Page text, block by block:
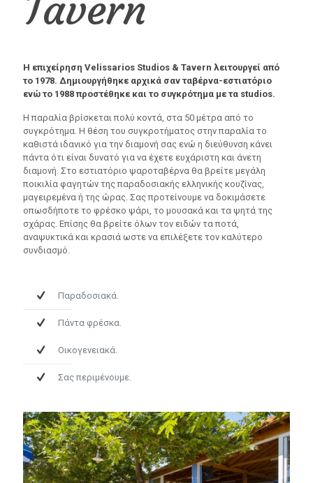
Η επιχείρηση Velissarios Studios & Tavern λειτουργεί από
το 1978. Δημιουργήθηκε αρχικά σαν ταβέρνα-εστιατόριο
ενώ το 1988 προστέθηκε και το συγκρότημα με τα studios.
Η παραλία βρίσκεται πολύ κοντά, στα 50 μέτρα από το
συγκρότημα. Η θέση του συγκροτήματος στην παραλία το
καθιστά ιδανικό για την διαμονή σας ενώ η διεύθυνση κάνει
πάντα ότι είναι δυνατό για να έχετε ευχάριστη και άνετη
διαμονή. Στο εστιατόριο ψαροταβέρνα θα βρείτε μεγάλη
ποικιλία φαγητών της παραδοσιακής ελληνικής κουζίνας,
μαγειρεμένα ή της ώρας. Σας προτείνουμε να δοκιμάσετε
οπωσδήποτε το φρέσκο ψάρι, το μουσακά και τα ψητά της
σχάρας. Επίσης θα βρείτε όλων τον ειδών τα ποτά,
αναψυκτικά και κρασιά ωστε να επιλέξετε τον καλύτερο
συνδιασμό.
Παραδοσιακά.
Πάντα φρέσκα.
Οικογενειακά.
Σας περιμένουμε.